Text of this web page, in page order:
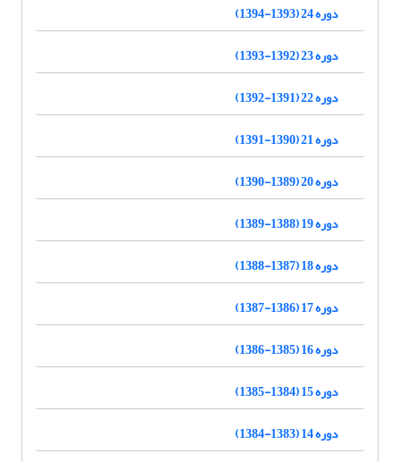
دوره 24 (1393-1394)
دوره 23 (1392-1393)
دوره 22 (1391-1392)
دوره 21 (1390-1391)
دوره 20 (1389-1390)
دوره 19 (1388-1389)
دوره 18 (1387-1388)
دوره 17 (1386-1387)
دوره 16 (1385-1386)
دوره 15 (1384-1385)
دوره 14 (1383-1384)